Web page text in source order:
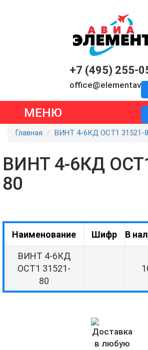
+7 (495) 255-
МЕНЮ
Главная ВИНТ 4-6КД ОСТ1 31521-
ВИНТ 4-6КД
80
Наименование Шифр В
ВИНТ 4-6КД
ОСТ1 31521-
80